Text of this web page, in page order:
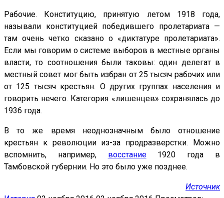
Рабочие. Конституцию, принятую летом 1918 года,
называли конституцией победившего пролетариата —
там очень четко сказано о «диктатуре пролетариата».
Если мы говорим о системе выборов в местные органы
власти, то соотношения были таковы: один делегат в
местный совет мог быть избран от 25 тысяч рабочих или
от 125 тысяч крестьян. О других группах населения и
говорить нечего. Категория «лишенцев» сохранялась до
1936 года.
В то же время неоднозначным было отношение
крестьян к революции из-за продразверстки. Можно
вспомнить, например, восстание1920 года в
Тамбовской губернии. Но это было уже позднее.
Источник